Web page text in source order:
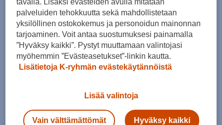
Koko
L XXL
Kokotaulukko
Lisää ostoskoriin
tavalla. Lisäksi evästeiden avulla mitataan
palveluiden tehokkuutta sekä mahdollistetaan
yksilöllinen ostokokemus ja personoidun mainonnan
tarjoaminen. Voit antaa suostumuksesi painamalla
”Hyväksy kaikki”. Pystyt muuttamaan valintojasi
myöhemmin ”Evästeasetukset”-linkin kautta.
Lisätietoja K-ryhmän evästekäytännöistä
Lisää valintoja
Vain välttämättömät Hyväksy kaikki